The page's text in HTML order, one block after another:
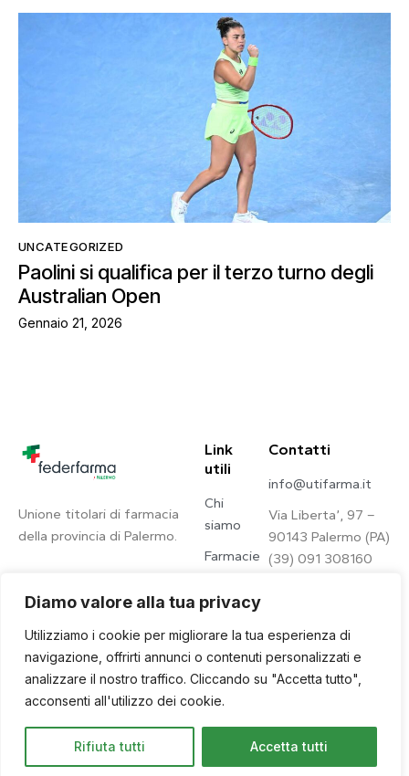
Diamo valore alla tua privacy
Utilizziamo i cookie per migliorare la tua esperienza di
navigazione, offrirti annunci o contenuti personalizzati e
analizzare il nostro traffico. Cliccando su "Accetta tutto",
acconsenti all'utilizzo dei cookie.
Rifiuta tutti Accetta tutti
UNCATEGORIZED
Paolini si qualifica per il terzo turno degli
Australian Open
Gennaio 21, 2026
Unione titolari di farmacia
della provincia di Palermo.
Link
utili
Chi
siamo
Farmacie
Policy
Contatti
info@utifarma.it
Via Liberta’, 97 –
90143 Palermo (PA)
(39) 091 308160
© 2026. © U.Ti.Farma – All
Qwince